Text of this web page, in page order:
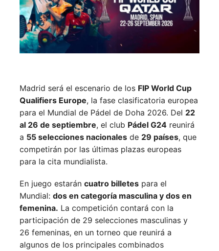
Madrid será el escenario de los FIP World Cup
Qualifiers Europe, la fase clasificatoria europea
para el Mundial de Pádel de Doha 2026. Del 22
al 26 de septiembre, el club Pádel G24 reunirá
a 55 selecciones nacionales de 29 países, que
competirán por las últimas plazas europeas
para la cita mundialista.
En juego estarán cuatro billetes para el
Mundial: dos en categoría masculina y dos en
femenina. La competición contará con la
participación de 29 selecciones masculinas y
26 femeninas, en un torneo que reunirá a
algunos de los principales combinados